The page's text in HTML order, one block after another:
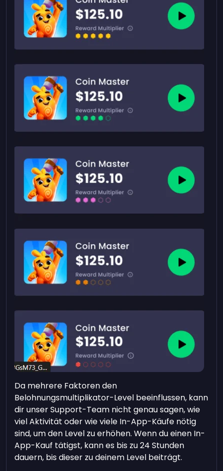
Da mehrere Faktoren den
Belohnungsmultiplikator-Level beeinflussen, kann
dir unser Support-Team nicht genau sagen, wie
viel Aktivität oder wie viele In-App-Käufe nötig
sind, um den Level zu erhöhen. Wenn du einen In-
App-Kauf tätigst, kann es bis zu 24 Stunden
dauern, bis dieser zu deinem Level beiträgt.